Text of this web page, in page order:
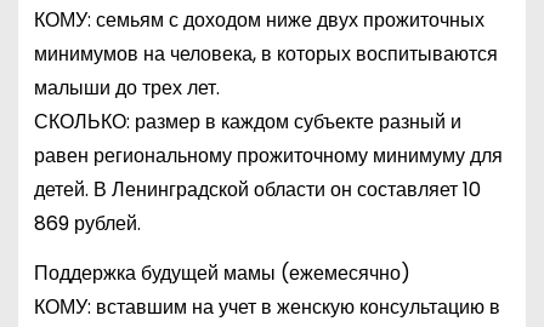
КОМУ: семьям с доходом ниже двух прожиточных
минимумов на человека, в которых воспитываются
малыши до трех лет.
СКОЛЬКО: размер в каждом субъекте разный и
равен региональному прожиточному минимуму для
детей. В Ленинградской области он составляет 10
869 рублей.
Поддержка будущей мамы (ежемесячно)
КОМУ: вставшим на учет в женскую консультацию в